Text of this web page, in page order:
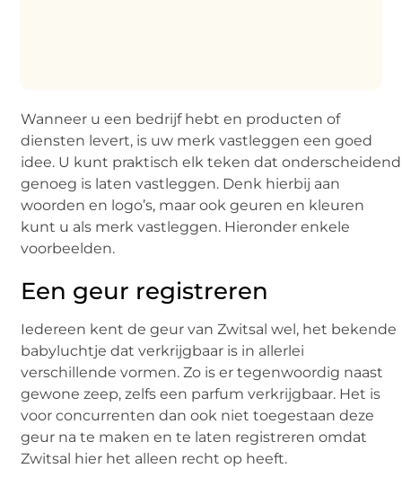
Wanneer u een bedrijf hebt en producten of
diensten levert, is uw merk vastleggen een goed
idee. U kunt praktisch elk teken dat onderscheidend
genoeg is laten vastleggen. Denk hierbij aan
woorden en logo’s, maar ook geuren en kleuren
kunt u als merk vastleggen. Hieronder enkele
voorbeelden.
Een geur registreren
Iedereen kent de geur van Zwitsal wel, het bekende
babyluchtje dat verkrijgbaar is in allerlei
verschillende vormen. Zo is er tegenwoordig naast
gewone zeep, zelfs een parfum verkrijgbaar. Het is
voor concurrenten dan ook niet toegestaan deze
geur na te maken en te laten registreren omdat
Zwitsal hier het alleen recht op heeft.